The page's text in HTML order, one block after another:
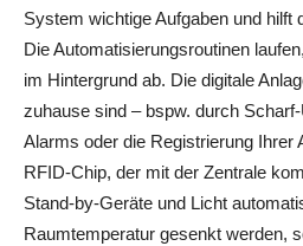
System wichtige Aufgaben und hilft
Die Automatisierungsroutinen
im Hintergrund ab. Die digitale
zuhause sind – bspw. durch
Alarms oder die Registrierung Ihrer
RFID-Chip, der mit der Zentrale
Stand-by-Geräte und Licht
Raumtemperatur gesenkt werden,